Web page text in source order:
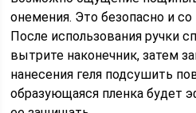
онемения. Это безопасно и
После использования ручки
вытрите наконечник, затем
нанесения геля подсушить
образующаяся пленка будет